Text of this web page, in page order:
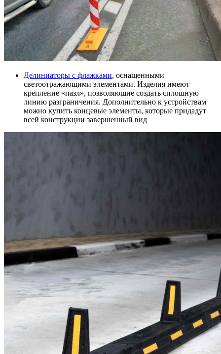
Делиниаторы с флажками, оснащенными
светоотражающими элементами. Изделия имеют
крепление «пазл», позволяющие создать сплошную
линию разграничения. Дополнительно к устройствам
можно купить концевые элементы, которые придадут
всей конструкции завершенный вид